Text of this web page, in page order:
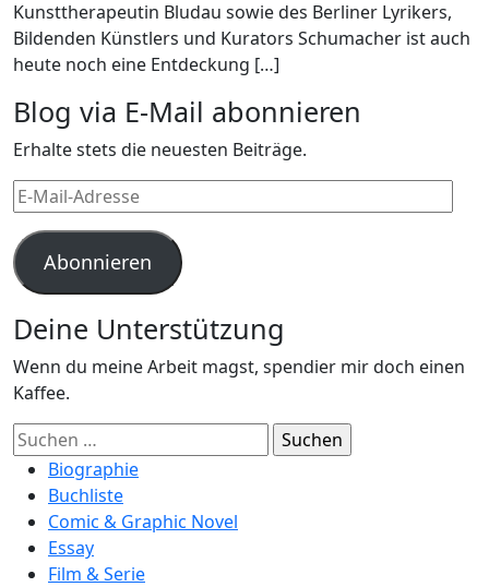
Kunsttherapeutin Bludau sowie des Berliner Lyrikers,
Bildenden Künstlers und Kurators Schumacher ist auch
heute noch eine Entdeckung […]
Blog via E-Mail abonnieren
Erhalte stets die neuesten Beiträge.
E-
Mail-
Adresse
Abonnieren
Deine Unterstützung
Wenn du meine Arbeit magst, spendier mir doch einen
Kaffee.
Suchen
nach:Biographie
Buchliste
Comic & Graphic Novel
Essay
Film & Serie